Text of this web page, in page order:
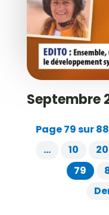
Septembre
Page 79 sur 88
…
10 20
79